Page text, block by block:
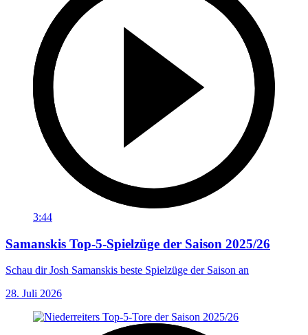
3:44
Samanskis Top-5-Spielzüge der Saison 2025/26
Schau dir Josh Samanskis beste Spielzüge der Saison an
28. Juli 2026